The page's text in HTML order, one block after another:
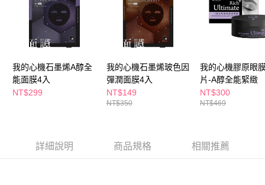
權轉讓予恩沛科技股份有限公司。
２．關於個人資料處理事宜，請瀏覽以下網址：
https://aftee.tw/terms/#terms3
３．未成年的使用者請事先徵得法定代理人或監護人之同意方可使用
「AFTEE先享後付」，若未經同意申辦者引起之損失，本公司不負相關責
４．使用「AFTEE先享後付」時，將依據個別帳號之用戶狀況，依本公司即
時審查核予不同之上限額度；若仍有額度不足之情形，本公司將視審查結果
請求用戶進行身份認證。
５．嚴禁一人註冊多個帳號或使用他人資訊註冊。若發現惡意使用之情形，
付款後7-11取貨
每筆NT$65，滿NT$490(含以上)免運費
宅配(本島)
付款後寶雅門市自取(由倉庫統一出貨)
每筆NT$80，滿NT$290(含以上)免運費
我的心機石墨烯A醇全
能面膜4入
NT$299
我的心機石墨烯玻色因
彈潤面膜4入
NT$149
NT$350
我的心機膠原眼
片-A醇全能緊緻
NT$300
NT$469
詳細說明 商品規格 相關推薦